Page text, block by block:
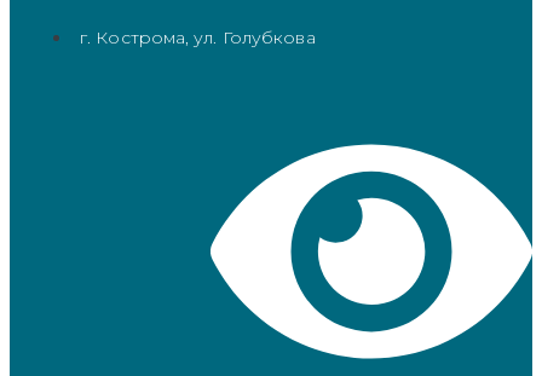
г. Кострома, ул. Голубкова